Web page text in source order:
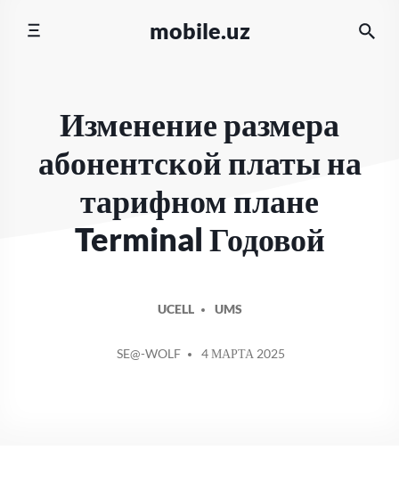
mobile.uz
Изменение размера
абонентской платы на
тарифном плане
Terminal Годовой
UCELL UMS
ОТ
SE@-WOLF 4 МАРТА 2025